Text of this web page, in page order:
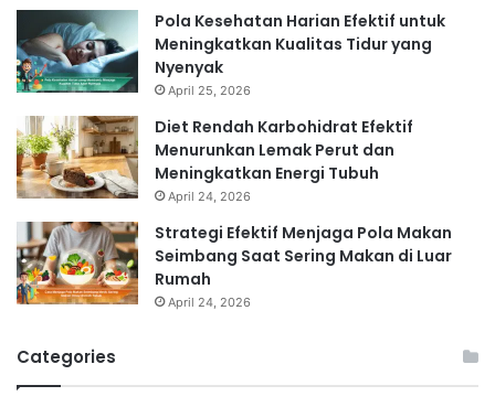
Pola Kesehatan Harian Efektif untuk
Meningkatkan Kualitas Tidur yang
Nyenyak
April 25, 2026
Diet Rendah Karbohidrat Efektif
Menurunkan Lemak Perut dan
Meningkatkan Energi Tubuh
April 24, 2026
Strategi Efektif Menjaga Pola Makan
Seimbang Saat Sering Makan di Luar
Rumah
April 24, 2026
Categories